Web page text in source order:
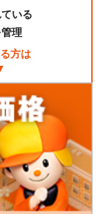
いる
理
方は